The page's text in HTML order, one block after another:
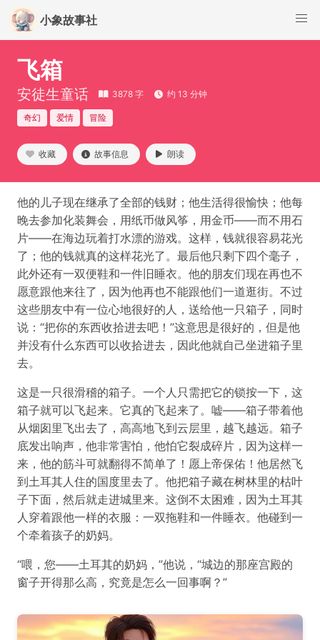
小象故事社
飞箱
安徒生童话 3878 字 约 13 分钟
奇幻 爱情 冒险
收藏 故事信息 朗读
他的儿子现在继承了全部的钱财；他生活得很愉快；他每
晚去参加化装舞会，用纸币做风筝，用金币——而不用石
片——在海边玩着打水漂的游戏。这样，钱就很容易花光
了；他的钱就真的这样花光了。最后他只剩下四个毫子，
此外还有一双便鞋和一件旧睡衣。他的朋友们现在再也不
愿意跟他来往了，因为他再也不能跟他们一道逛街。不过
这些朋友中有一位心地很好的人，送给他一只箱子，同时
说：“把你的东西收拾进去吧！”这意思是很好的，但是他
并没有什么东西可以收拾进去，因此他就自己坐进箱子里
去。
这是一只很滑稽的箱子。一个人只需把它的锁按一下，这
箱子就可以飞起来。它真的飞起来了。嘘——箱子带着他
从烟囱里飞出去了，高高地飞到云层里，越飞越远。箱子
底发出响声，他非常害怕，他怕它裂成碎片，因为这样一
来，他的筋斗可就翻得不简单了！愿上帝保佑！他居然飞
到土耳其人住的国度里去了。他把箱子藏在树林里的枯叶
子下面，然后就走进城里来。这倒不太困难，因为土耳其
人穿着跟他一样的衣服：一双拖鞋和一件睡衣。他碰到一
个牵着孩子的奶妈。
“喂，您——土耳其的奶妈，”他说，“城边的那座宫殿的
窗子开得那么高，究竟是怎么一回事啊？”